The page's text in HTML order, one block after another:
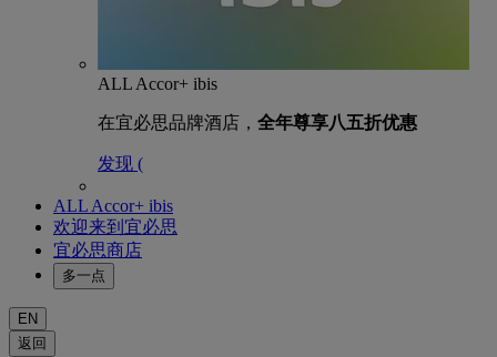
ALL Accor+ ibis
在宜必思品牌酒店， 全年尊享八五折优惠
发现 (
ALL Accor+ ibis
欢迎来到宜必思
宜必思商店
多一点
EN
返回